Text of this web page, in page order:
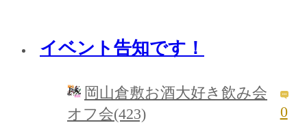
イベント告知です！
岡山倉敷お酒大好き飲み会
オフ会(423)
0